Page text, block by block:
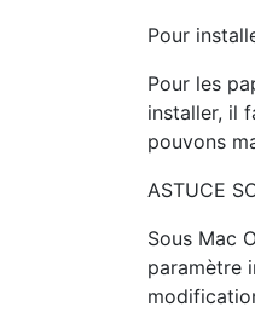
Pour
Pour les
installer, il
pouvons
ASTUCE
Sous Mac
paramètre